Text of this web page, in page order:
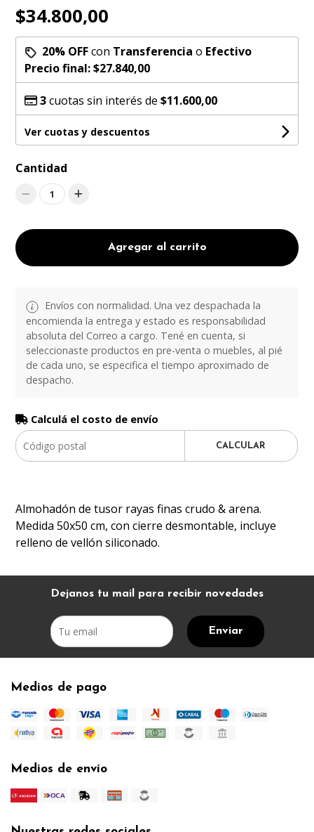
$34.800,00
20% OFFcon Transferencia o Efectivo
Precio final:$27.840,00
3cuotas sin interés de$11.600,00
Ver cuotas y descuentos
Cantidad
1
Agregar al carrito
Envíos con normalidad. Una vez despachada la
encomienda la entrega y estado es responsabilidad
absoluta del Correo a cargo. Tené en cuenta, si
seleccionaste productos en pre-venta o muebles, al pié
de cada uno, se especifica el tiempo aproximado de
despacho.
Calculá el costo de envío
CALCULAR
Almohadón de tusor rayas finas crudo & arena.
Medida 50x50 cm, con cierre desmontable, incluye
relleno de vellón siliconado.
Dejanos tu mail para recibir novedades
Enviar
Medios de pago
Medios de envío